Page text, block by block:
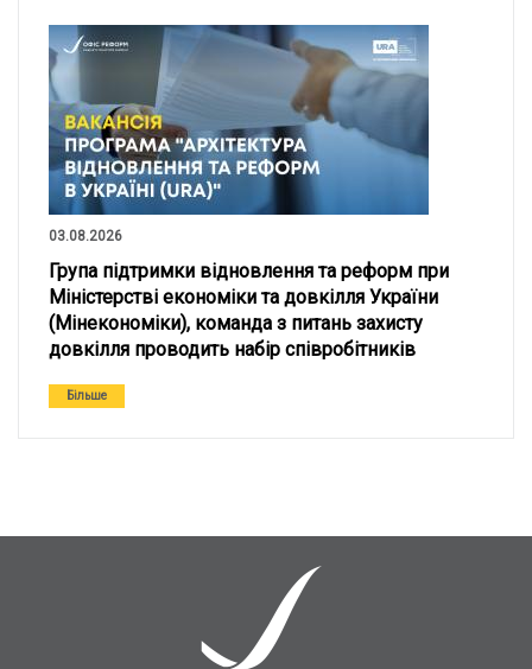
03.08.2026
Група підтримки відновлення та реформ при
Міністерстві економіки та довкілля України
(Мінекономіки), команда з питань захисту
довкілля проводить набір співробітників
Більше